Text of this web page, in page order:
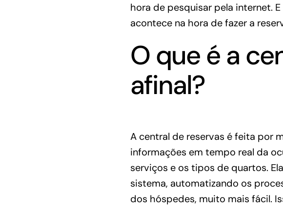
hora de pesquisar pela internet.
acontece na hora de fazer a
O que é a
afinal?
A central de reservas é feita por
informações em tempo real da
serviços e os tipos de quartos.
sistema, automatizando os
dos hóspedes, muito mais fácil.